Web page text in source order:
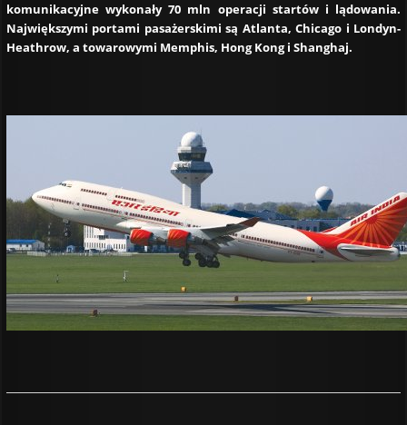
komunikacyjne wykonały 70 mln operacji startów i lądowania.
Największymi portami pasażerskimi są Atlanta, Chicago i Londyn-
Heathrow, a towarowymi Memphis, Hong Kong i Shanghaj.